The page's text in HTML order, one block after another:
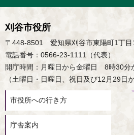
刈谷市役所
〒448-8501 愛知県刈谷市東陽町1丁目
電話番号：0566-23-1111（代表）
開庁時間：月曜日から金曜日 8時30分
（土曜日・日曜日、祝日及び12月29日
市役所への行き方
庁舎案内